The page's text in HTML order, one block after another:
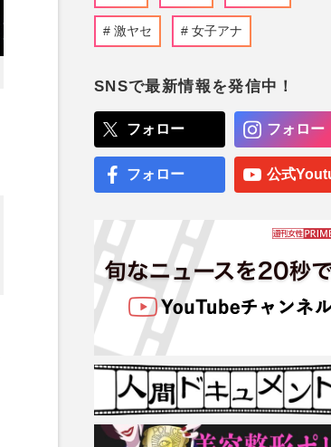
激ヤセ 女子アナ
SNSで最新情報を発信中！
フォロー フォロー
フォロー 公式